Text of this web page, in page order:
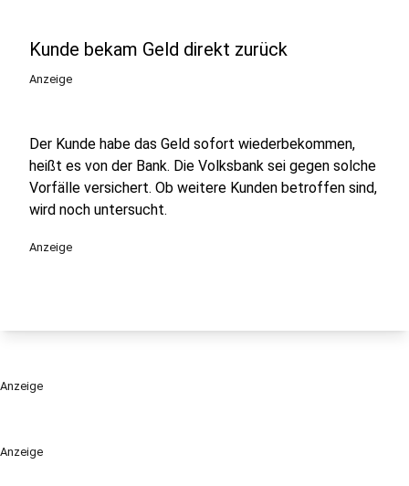
Anzeige
Kunde bekam Geld direkt zurück
Anzeige
Der Kunde habe das Geld sofort wiederbekommen,
heißt es von der Bank. Die Volksbank sei gegen solche
Vorfälle versichert. Ob weitere Kunden betroffen sind,
wird noch untersucht.
Anzeige
Anzeige